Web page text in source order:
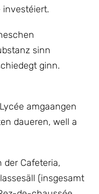
investéiert.
sinn
ginn.
amgaangen
daueren, well a
der Cafeteria,
(insgesamt